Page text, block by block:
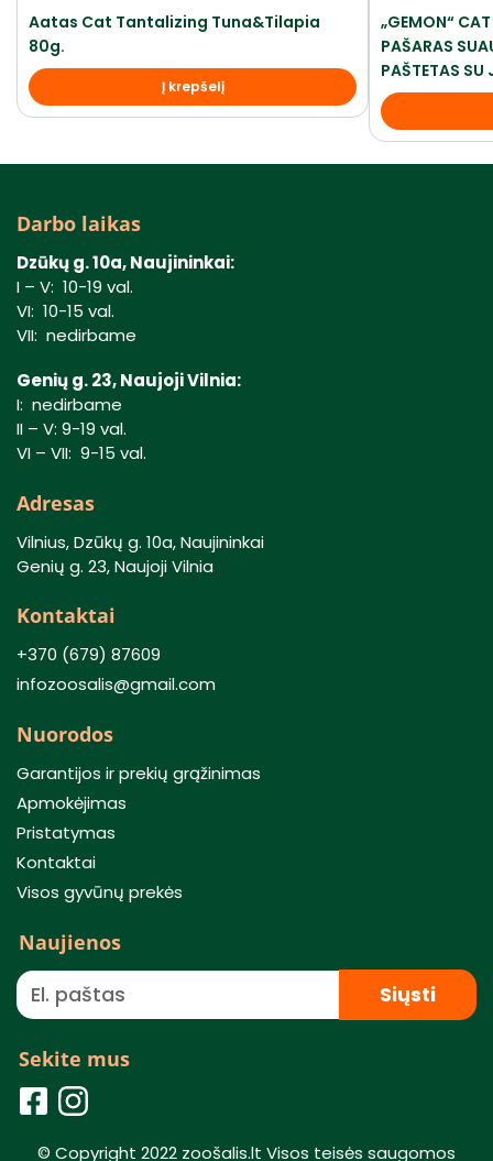
Aatas Cat Tantalizing Tuna&Tilapia
80g.
Į krepšelį
„GEMON“
PAŠARAS
PAŠTETAS
Darbo laikas
Dzūkų g. 10a, Naujininkai:
I – V: 10-19 val.
VI: 10-15 val.
VII: nedirbame
Genių g. 23, Naujoji Vilnia:
I: nedirbame
II – V: 9-19 val.
VI – VII: 9-15 val.
Adresas
Vilnius, Dzūkų g. 10a, Naujininkai
Genių g. 23, Naujoji Vilnia
Kontaktai
+370 (679) 87609
infozoosalis@gmail.com
Nuorodos
Garantijos ir prekių grąžinimas
Apmokėjimas
Pristatymas
Kontaktai
Visos gyvūnų prekės
Naujienos
Siųsti
Sekite mus
© Copyright 2022 zoošalis.lt Visos teisės saugomos